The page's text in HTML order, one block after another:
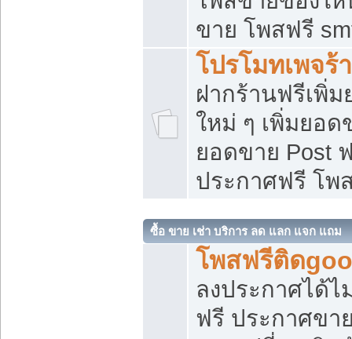
ขาย โพสฟรี
โปรโมทเพจร้
ฝากร้านฟรีเพิ่
ใหม่ ๆ เพิ่มยอด
ยอดขาย Post
ประกาศฟรี โพ
ซื้อ ขาย เช่า บริการ ลด แลก แจก แถม
โพสฟรีติด
ลงประกาศได้
ฟรี ประกาศข